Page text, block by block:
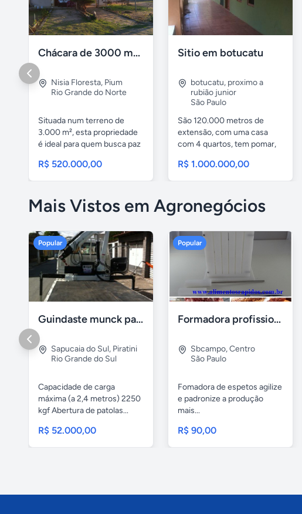
Chácara de 3000 m² com Casa Duplex Geminada em Pium/RN
Nisia Floresta, Pium
Rio Grande do Norte
Situada num terreno de
3.000 m², esta propriedade
é ideal para quem busca paz
R$ 520.000,00
Sitio em botucatu
botucatu, proximo a
rubião junior
São Paulo
São 120.000 metros de
extensão, com uma casa
com 4 quartos, tem pomar,
R$ 1.000.000,00
Mais Vistos em Agronegócios
Popular
Guindaste munck para 2 toneladas
Sapucaia do Sul, Piratini
Rio Grande do Sul
Capacidade de carga
máxima (a 2,4 metros) 2250
kgf Abertura de patolas...
R$ 52.000,00
Popular
Formadora profissional carne
Sbcampo,Centro
São Paulo
Fomadora de espetos agilize
e padronize a produção
mais...
R$ 90,00